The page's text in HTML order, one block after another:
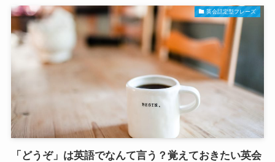
英会話定型フレーズ
「どうぞ」は英語でなんて言う？覚えておきたい英会